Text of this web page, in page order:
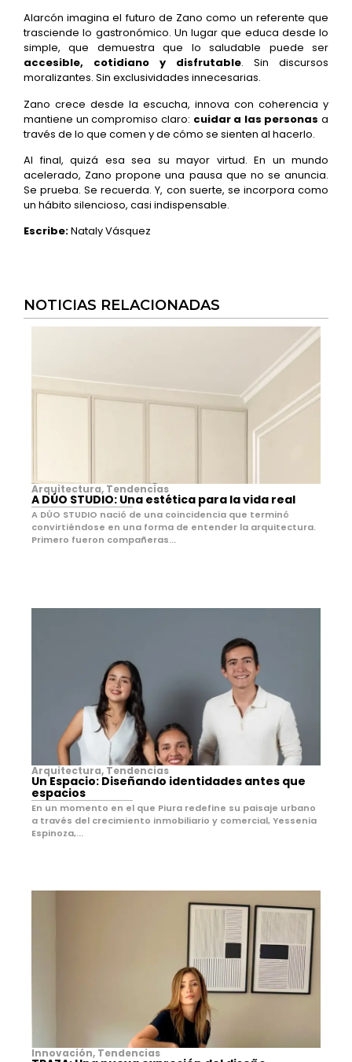
Alarcón imagina el futuro de Zano como un referente que
trasciende lo gastronómico. Un lugar que educa desde lo
simple, que demuestra que lo saludable puede ser
accesible, cotidiano y disfrutable. Sin discursos
moralizantes. Sin exclusividades innecesarias.
Zano crece desde la escucha, innova con coherencia y
mantiene un compromiso claro: cuidar a las personas a
través de lo que comen y de cómo se sienten al hacerlo.
Al final, quizá esa sea su mayor virtud. En un mundo
acelerado, Zano propone una pausa que no se anuncia.
Se prueba. Se recuerda. Y, con suerte, se incorpora como
un hábito silencioso, casi indispensable.
Escribe:Nataly Vásquez
NOTICIAS RELACIONADAS
Arquitectura, Tendencias
A DÚO STUDIO: Una estética para la vida real
A DÚO STUDIO nació de una coincidencia que terminó
convirtiéndose en una forma de entender la arquitectura.
Primero fueron compañeras...
Arquitectura, Tendencias
Un Espacio: Diseñando identidades antes que
espacios
En un momento en el que Piura redefine su paisaje urbano
a través del crecimiento inmobiliario y comercial, Yessenia
Espinoza,...
Innovación, Tendencias